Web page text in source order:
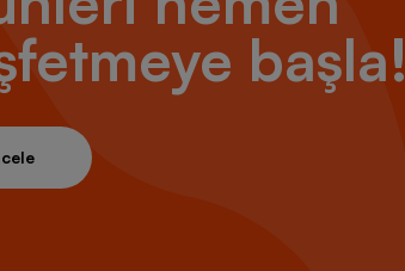
başla!